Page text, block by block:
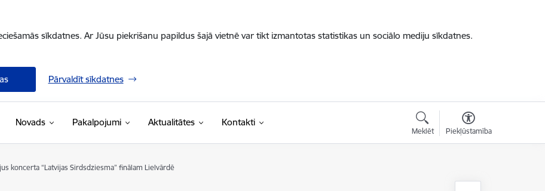
sīkdatnes. Ar Jūsu piekrišanu papildus šajā vietnē var tikt izmantotas statistikas un sociālo mediju sīkdatnes.
Pārvaldīt sīkdatnes
Novads Pakalpojumi Aktualitātes Kontakti
Meklēt Piekļūstamība
koncerta “Latvijas Sirdsdziesma” finālam Lielvārdē